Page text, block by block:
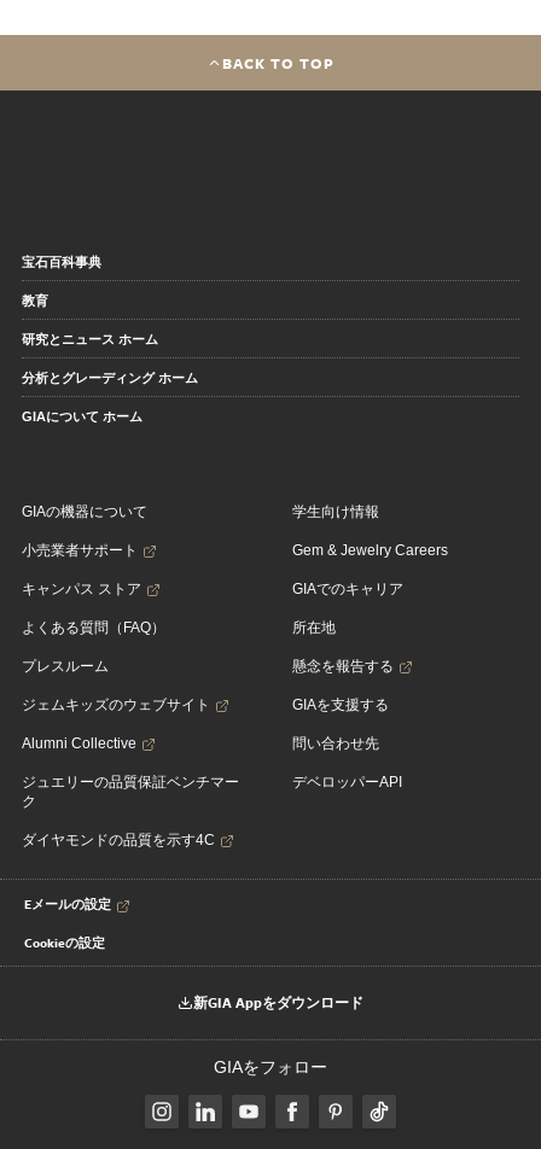
BACK TO TOP
宝石百科事典
教育
研究とニュース ホーム
分析とグレーディング ホーム
GIAについて ホーム
GIAの機器について
小売業者サポート
キャンパス ストア
よくある質問（FAQ）
プレスルーム
ジェムキッズのウェブサイト
Alumni Collective
ジュエリーの品質保証ベンチマー
ク
ダイヤモンドの品質を示す4C
学生向け情報
Gem & Jewelry Careers
GIAでのキャリア
所在地
懸念を報告する
GIAを支援する
問い合わせ先
デベロッパーAPI
Eメールの設定
Cookieの設定
新GIA Appをダウンロード
GIAをフォロー